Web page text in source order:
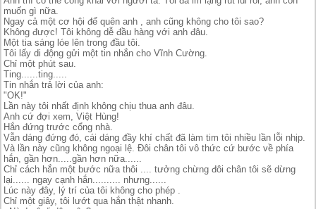
muốn gì nữa.
Ngay cả một cơ hội để quên anh , anh cũng không cho tôi sao?
Không được! Tôi không dễ đầu hàng với anh đâu.
Một tia sáng lóe lên trong đầu tôi.
Tôi lấy di động gửi một tin nhắn cho Vĩnh Cường.
Chỉ một phút sau.
Ting......ting.....
Tin nhắn trả lời của anh:
"OK!"
Lần này tôi nhất định không chịu thua anh đâu.
Anh cứ đợi xem, Việt Hùng!
Hắn đứng trước cổng nhà.
Vẫn dáng đứng đó, cái dáng đầy khí chất đã làm tim tôi nhiều lần lỗi nhịp.
Và lần này cũng không ngoại lệ. Đôi chân tôi vô thức cứ bước về phía
hắn, gần hơn.....gần hơn nữa......
Chỉ cách hắn một bước nữa thôi .... tưởng chừng đôi chân tôi sẽ dừng
lại...... ngay cạnh hắn.......... nhưng......
Lúc này đây, lý trí của tôi không cho phép .
Chỉ một giây, tôi lướt qua hắn thật nhanh.